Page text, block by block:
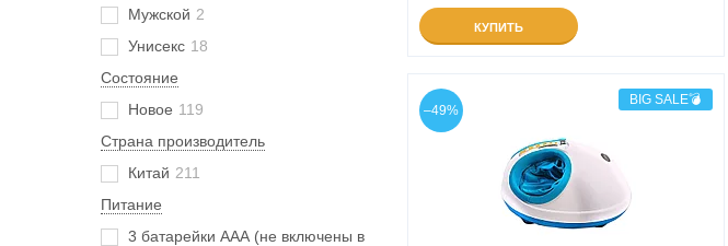
Мужской 2
Унисекс 18
Состояние
Новое 119
Страна производитель
Китай 211
Питание
3 батарейки ААА (не включены в
КУПИТЬ
BIG SALE💣
–49%